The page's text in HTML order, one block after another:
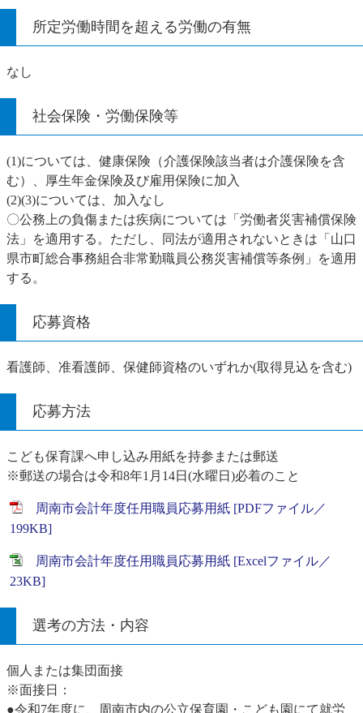
所定労働時間を超える労働の有無
なし
社会保険・労働保険等
(1)については、健康保険（介護保険該当者は介護保険を含
む）、厚生年金保険及び雇用保険に加入
(2)(3)については、加入なし
〇公務上の負傷または疾病については「労働者災害補償保険
法」を適用する。ただし、同法が適用されないときは「山口
県市町総合事務組合非常勤職員公務災害補償等条例」を適用
する。
応募資格
看護師、准看護師、保健師資格のいずれか(取得見込を含む)
応募方法
こども保育課へ申し込み用紙を持参または郵送
※郵送の場合は令和8年1月14日(水曜日)必着のこと
周南市会計年度任用職員応募用紙 [PDFファイル／
199KB]
周南市会計年度任用職員応募用紙 [Excelファイル／
23KB]
選考の方法・内容
個人または集団面接
※面接日：
●令和7年度に、周南市内の公立保育園・こども園にて就労